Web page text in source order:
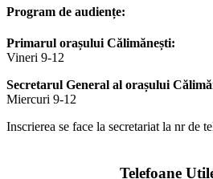
Program de audiențe:
Primarul orașului Călimănești:
Vineri 9-12
Secretarul General al orașului
Miercuri 9-12
Inscrierea se face la secretariat la nr de
Telefoane